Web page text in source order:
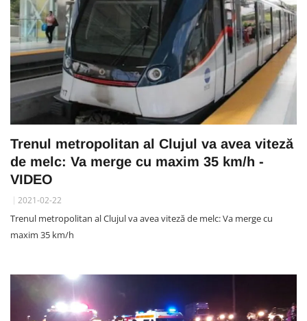
Trenul metropolitan al Clujul va avea viteză
de melc: Va merge cu maxim 35 km/h -
VIDEO
2021-02-22
Trenul metropolitan al Clujul va avea viteză de melc: Va merge cu
maxim 35 km/h